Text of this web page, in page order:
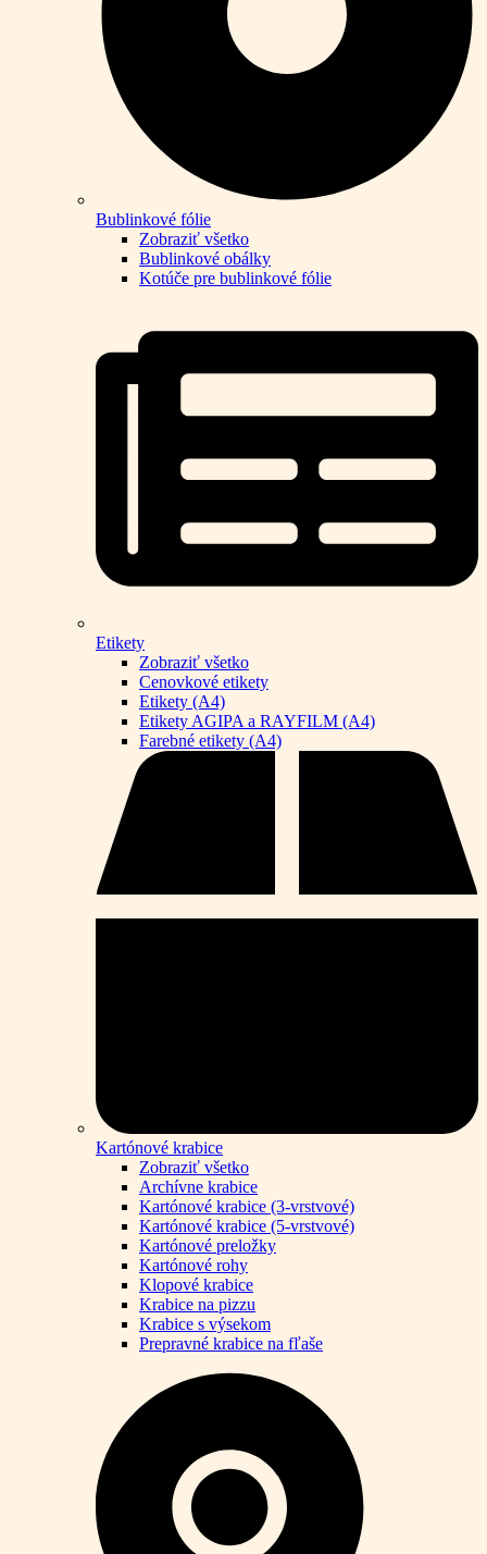
Bublinkové fólie
Zobraziť všetko
Bublinkové obálky
Kotúče pre bublinkové fólie
Etikety
Zobraziť všetko
Cenovkové etikety
Etikety (A4)
Etikety AGIPA a RAYFILM (A4)
Farebné etikety (A4)
Kartónové krabice
Zobraziť všetko
Archívne krabice
Kartónové krabice (3-vrstvové)
Kartónové krabice (5-vrstvové)
Kartónové preložky
Kartónové rohy
Klopové krabice
Krabice na pizzu
Krabice s výsekom
Prepravné krabice na fľaše